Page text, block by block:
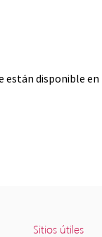
están disponible
Sitios útiles